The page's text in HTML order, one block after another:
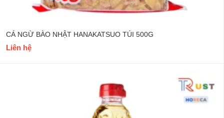
CÁ NGỪ BÀO NHẬT HANAKATSUO TÚI 500G
Liên hệ